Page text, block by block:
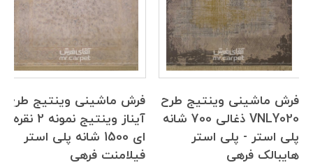
فرش ماشینی وینتیج طرح
VNLY020 ذغالی 700 شانه
پلی استر - پلی استر
هایبالک فرهی
فرش ماشینی وینتیج طرح
آیناز وینتیج نمونه 2 نقره
ای 1500 شانه پلی استر
فیلامنت فرهی